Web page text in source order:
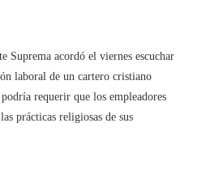
Suprema acordó el viernes escuchar
laboral de un cartero cristiano
requerir que los empleadores
prácticas religiosas de sus